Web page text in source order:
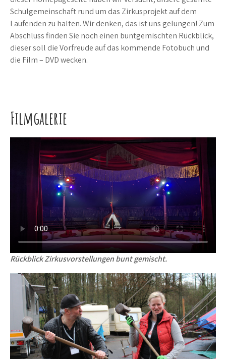
Schulgemeinschaft rund um das Zirkusprojekt auf dem
Laufenden zu halten. Wir denken, das ist uns gelungen! Zum
Abschluss finden Sie noch einen buntgemischten Rückblick,
dieser soll die Vorfreude auf das kommende Fotobuch und
die Film – DVD wecken.
Filmgalerie
Rückblick Zirkusvorstellungen bunt gemischt.